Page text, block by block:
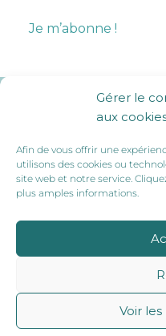
Gérer le
aux
Afin de vous offrir une
utilisons des cookies ou
site web et notre service.
plus amples informations.
Voir
Ils nous